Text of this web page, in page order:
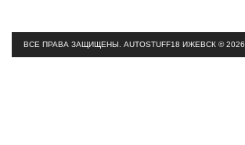
ВСЕ ПРАВА ЗАЩИЩЕНЫ. AUTOSTUFF18 ИЖЕВСК © 2026